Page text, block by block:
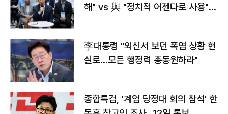
해" vs 與 "정치적 어젠다로 사용"
李대통령 "외신서 보던 폭염 상황 현
실로…모든 행정력 총동원하라"
종합특검, '계엄 당정대 회의 참석' 한